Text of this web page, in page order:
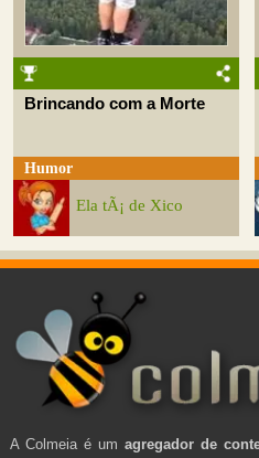
Brincando com a Morte
Humor
Ela tÃ¡ de Xico
A Colmeia é um agregador de